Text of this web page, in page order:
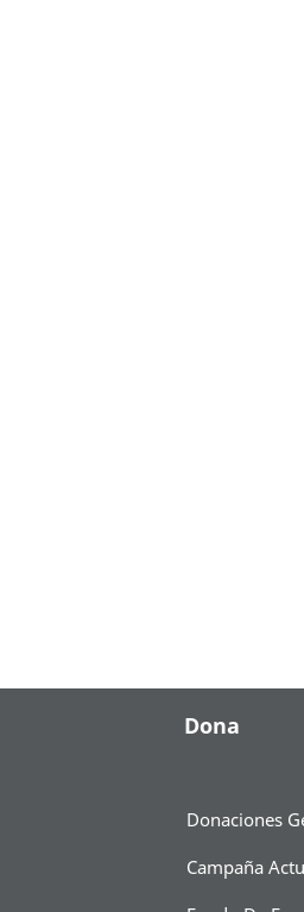
Dona
Donaciones
Campaña